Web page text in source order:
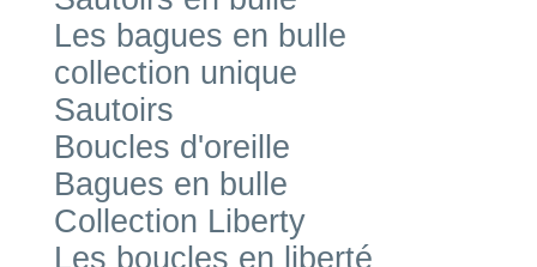
Les bagues en bulle
collection unique
Sautoirs
Boucles d'oreille
Bagues en bulle
Collection Liberty
Les boucles en liberté